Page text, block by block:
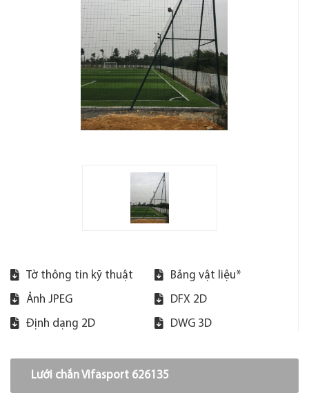
Tờ thông tin kỹ thuật Bảng vật liệu*
Ảnh JPEG DFX 2D
Định dạng 2D DWG 3D
Lưới chắn Vifasport 626135